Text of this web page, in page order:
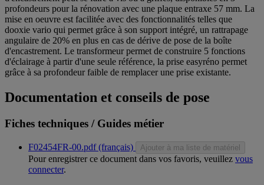
profondeurs pour la rénovation avec une plaque entraxe 57 mm. La
mise en oeuvre est facilitée avec des fonctionnalités telles que
dooxie vario qui permet grâce à son support intégré, un rattrapage
angulaire de 20% en plus en cas de dérive de pose de la boîte
d'encastrement. Le transformeur permet de construire 5 fonctions
d'éclairage à partir d'une seule référence, la prise easyréno permet
grâce à sa profondeur faible de remplacer une prise existante.
Documentation et conseils de pose
Fiches techniques / Guides métier
F02454FR-00.pdf (français) Ajouter à ma liste de matériel
Pour enregistrer ce document dans vos favoris, veuillez vous
connecter.